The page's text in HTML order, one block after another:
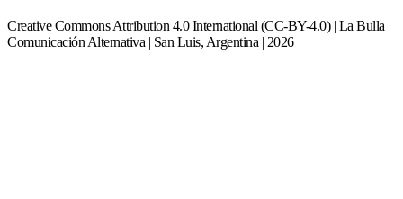
Creative Commons Attribution 4.0 International (CC-BY-4.0) | La Bulla
Comunicación Alternativa | San Luis, Argentina | 2026